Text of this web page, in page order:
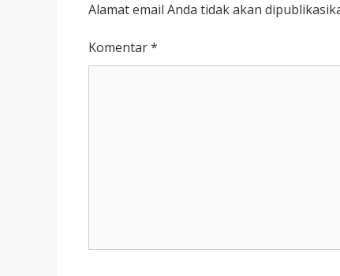
Alamat email Anda tidak akan
Komentar*